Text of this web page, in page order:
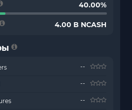
40.00%
4.00 B NCASH
--
--
--